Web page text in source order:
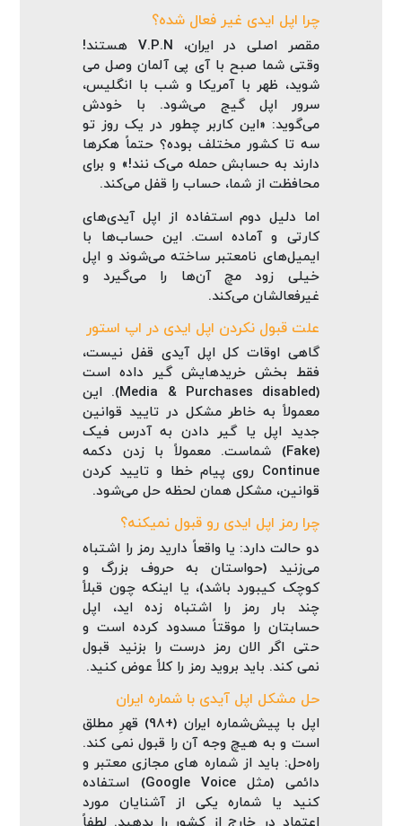
چرا اپل ایدی غیر فعال شده؟
مقصر اصلی در ایران، V.P.N هستند!
وقتی شما صبح با آی‌ پی آلمان وصل می‌
شوید، ظهر با آمریکا و شب با انگلیس،
سرور اپل گیج می‌شود. با خودش
می‌گوید: «این کاربر چطور در یک روز تو
سه تا کشور مختلف بوده؟ حتماً هکرها
دارند به حسابش حمله می‌ک نند!» و برای
محافظت از شما، حساب را قفل می‌کند.
اما دلیل دوم استفاده از اپل آیدی‌های
کارتی و آماده است. این حساب‌ها با
ایمیل‌های نامعتبر ساخته می‌شوند و اپل
خیلی زود مچ آن‌ها را می‌گیرد و
غیرفعالشان می‌کند.
علت قبول نکردن اپل ایدی در اپ استور
گاهی اوقات کل اپل آیدی قفل نیست،
فقط بخش خریدهایش گیر داده است
(Media & Purchases disabled). این
معمولاً به خاطر مشکل در تایید قوانین
جدید اپل یا گیر دادن به آدرس فیک
(Fake) شماست. معمولاً با زدن دکمه
Continue روی پیام خطا و تایید کردن
قوانین، مشکل همان لحظه حل می‌شود.
چرا رمز اپل ایدی رو قبول نمیکنه؟
دو حالت دارد: یا واقعاً دارید رمز را اشتباه
می‌زنید (حواستان به حروف بزرگ و
کوچک کیبورد باشد)، یا اینکه چون قبلاً
چند بار رمز را اشتباه زده‌ اید، اپل
حسابتان را موقتاً مسدود کرده است و
حتی اگر الان رمز درست را بزنید قبول
نمی‌ کند. باید بروید رمز را کلاً عوض کنید.
حل مشکل اپل آیدی با شماره ایران
اپل با پیش‌شماره ایران (+98) قهرِ مطلق
است و به هیچ وجه آن را قبول نمی‌ کند.
راه‌حل: باید از شماره‌ های مجازی معتبر و
دائمی (مثل Google Voice) استفاده
کنید یا شماره یکی از آشنایان مورد